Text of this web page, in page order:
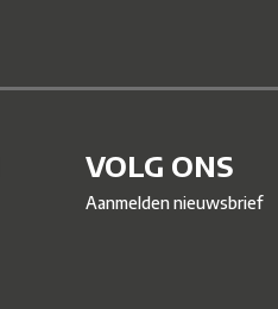
VOLG ONS
Aanmelden nieuwsbrief